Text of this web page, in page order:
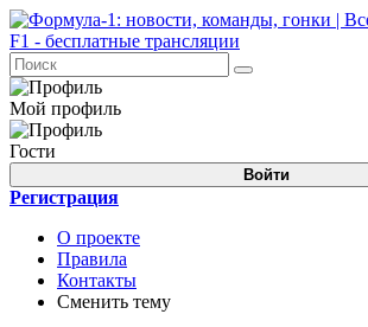
Мой профиль
Гости
Войти
Регистрация
О проекте
Правила
Контакты
Сменить тему